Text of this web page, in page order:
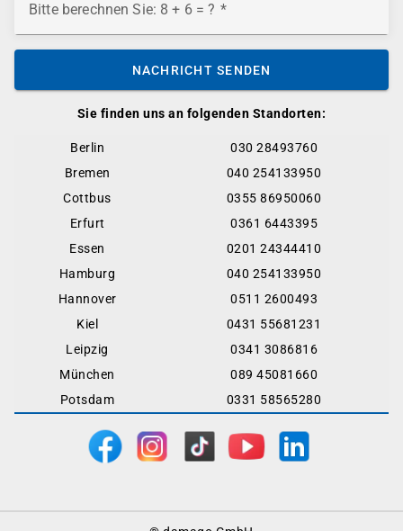
Sie finden uns an folgenden Standorten:
Berlin
030 28493760
Bremen
040 254133950
Cottbus
0355 86950060
Erfurt
0361 6443395
Essen
0201 24344410
Hamburg
040 254133950
Hannover
0511 2600493
Kiel
0431 55681231
Leipzig
0341 3086816
München
089 45081660
Potsdam
0331 58565280
Bitte berechnen Sie: 8 + 6 = ?
NACHRICHT SENDEN